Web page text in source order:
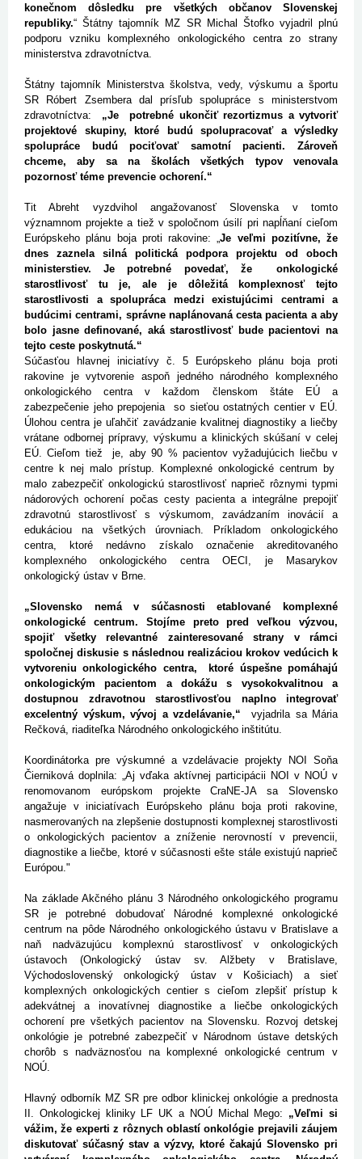
konečnom dôsledku pre všetkých občanov Slovenskej
republiky.“ Štátny tajomník MZ SR Michal Štofko vyjadril plnú
podporu vzniku komplexného onkologického centra zo strany
ministerstva zdravotníctva.
Štátny tajomník Ministerstva školstva, vedy, výskumu a športu
SR Róbert Zsembera dal prísľub spolupráce s ministerstvom
zdravotníctva: „Je potrebné ukončiť rezortizmus a vytvoriť
projektové skupiny, ktoré budú spolupracovať a výsledky
spolupráce budú pociťovať samotní pacienti. Zároveň
chceme, aby sa na školách všetkých typov venovala
pozornosť téme prevencie ochorení.“
Tit Abreht vyzdvihol angažovanosť Slovenska v tomto
významnom projekte a tiež v spoločnom úsilí pri napĺňaní cieľom
Európskeho plánu boja proti rakovine: „Je veľmi pozitívne, že
dnes zaznela silná politická podpora projektu od oboch
ministerstiev. Je potrebné povedať, že onkologické
starostlivosť tu je, ale je dôležitá komplexnosť tejto
starostlivosti a spolupráca medzi existujúcimi centrami a
budúcimi centrami, správne naplánovaná cesta pacienta a aby
bolo jasne definované, aká starostlivosť bude pacientovi na
tejto ceste poskytnutá.“
Súčasťou hlavnej iniciatívy č. 5 Európskeho plánu boja proti
rakovine je vytvorenie aspoň jedného národného komplexného
onkologického centra v každom členskom štáte EÚ a
zabezpečenie jeho prepojenia so sieťou ostatných centier v EÚ.
Úlohou centra je uľahčiť zavádzanie kvalitnej diagnostiky a liečby
vrátane odbornej prípravy, výskumu a klinických skúšaní v celej
EÚ. Cieľom tiež je, aby 90 % pacientov vyžadujúcich liečbu v
centre k nej malo prístup. Komplexné onkologické centrum by
malo zabezpečiť onkologickú starostlivosť naprieč rôznymi typmi
nádorových ochorení počas cesty pacienta a integrálne prepojiť
zdravotnú starostlivosť s výskumom, zavádzaním inovácií a
edukáciou na všetkých úrovniach. Príkladom onkologického
centra, ktoré nedávno získalo označenie akreditovaného
komplexného onkologického centra OECI, je Masarykov
onkologický ústav v Brne.
„Slovensko nemá v súčasnosti etablované komplexné
onkologické centrum. Stojíme preto pred veľkou výzvou,
spojiť všetky relevantné zainteresované strany v rámci
spoločnej diskusie s následnou realizáciou krokov vedúcich k
vytvoreniu onkologického centra, ktoré úspešne pomáhajú
onkologickým pacientom a dokážu s vysokokvalitnou a
dostupnou zdravotnou starostlivosťou naplno integrovať
excelentný výskum, vývoj a vzdelávanie,“ vyjadrila sa Mária
Rečková, riaditeľka Národného onkologického inštitútu.
Koordinátorka pre výskumné a vzdelávacie projekty NOI Soňa
Čierniková doplnila: „Aj vďaka aktívnej participácii NOI v NOÚ v
renomovanom európskom projekte CraNE-JA sa Slovensko
angažuje v iniciatívach Európskeho plánu boja proti rakovine,
nasmerovaných na zlepšenie dostupnosti komplexnej starostlivosti
o onkologických pacientov a zníženie nerovností v prevencii,
diagnostike a liečbe, ktoré v súčasnosti ešte stále existujú naprieč
Európou."
Na základe Akčného plánu 3 Národného onkologického programu
SR je potrebné dobudovať Národné komplexné onkologické
centrum na pôde Národného onkologického ústavu v Bratislave a
naň nadväzujúcu komplexnú starostlivosť v onkologických
ústavoch (Onkologický ústav sv. Alžbety v Bratislave,
Východoslovenský onkologický ústav v Košiciach) a sieť
komplexných onkologických centier s cieľom zlepšiť prístup k
adekvátnej a inovatívnej diagnostike a liečbe onkologických
ochorení pre všetkých pacientov na Slovensku. Rozvoj detskej
onkológie je potrebné zabezpečiť v Národnom ústave detských
chorôb s nadväznosťou na komplexné onkologické centrum v
NOÚ.
Hlavný odborník MZ SR pre odbor klinickej onkológie a prednosta
II. Onkologickej kliniky LF UK a NOÚ Michal Mego: „Veľmi si
vážim, že experti z rôznych oblastí onkológie prejavili záujem
diskutovať súčasný stav a výzvy, ktoré čakajú Slovensko pri